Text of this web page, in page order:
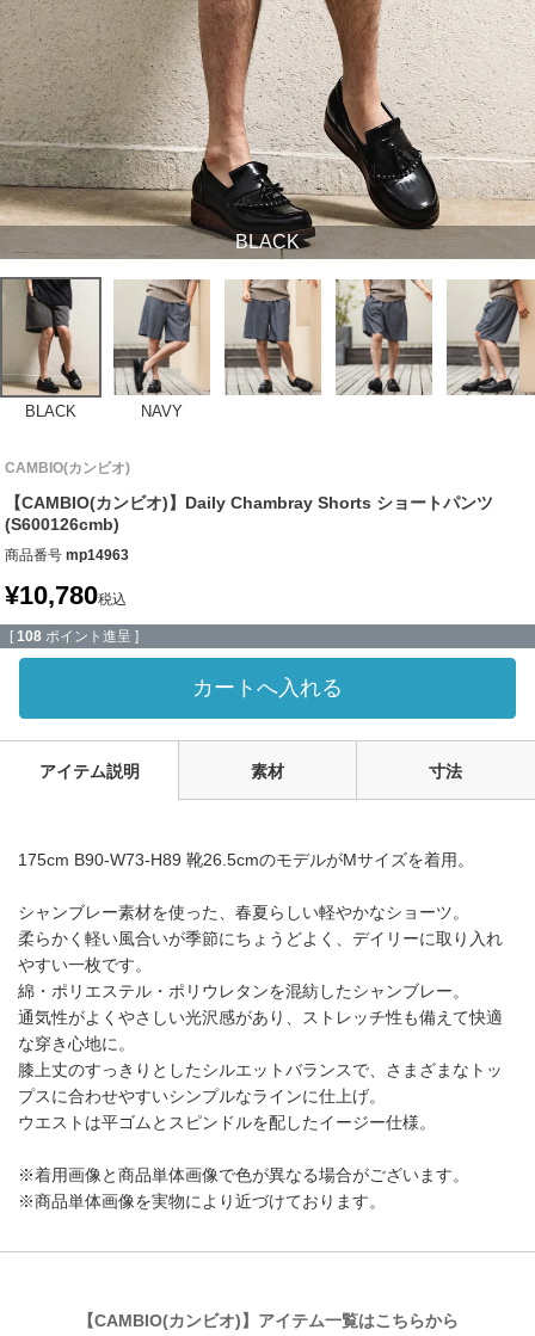
BLACK
BLACK NAVY
CAMBIO(カンビオ)
【CAMBIO(カンビオ)】Daily Chambray Shorts ショートパンツ
(S600126cmb)
商品番号 mp14963
¥10,780税込
[ 108 ポイント進呈 ]
カートへ入れる
アイテム説明 素材 寸法
175cm B90-W73-H89 靴26.5cmのモデルがMサイズを着用。
シャンブレー素材を使った、春夏らしい軽やかなショーツ。
柔らかく軽い風合いが季節にちょうどよく、デイリーに取り入れ
やすい一枚です。
綿・ポリエステル・ポリウレタンを混紡したシャンブレー。
通気性がよくやさしい光沢感があり、ストレッチ性も備えて快適
な穿き心地に。
膝上丈のすっきりとしたシルエットバランスで、さまざまなトッ
プスに合わせやすいシンプルなラインに仕上げ。
ウエストは平ゴムとスピンドルを配したイージー仕様。
※着用画像と商品単体画像で色が異なる場合がございます。
※商品単体画像を実物により近づけております。
【CAMBIO(カンビオ)】アイテム一覧はこちらから